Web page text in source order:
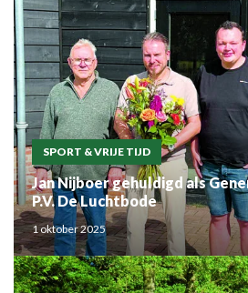
SPORT & VRIJE TIJD
Jan Nijboer gehuldigd als
P.V. De Luchtbode
1 oktober 2025